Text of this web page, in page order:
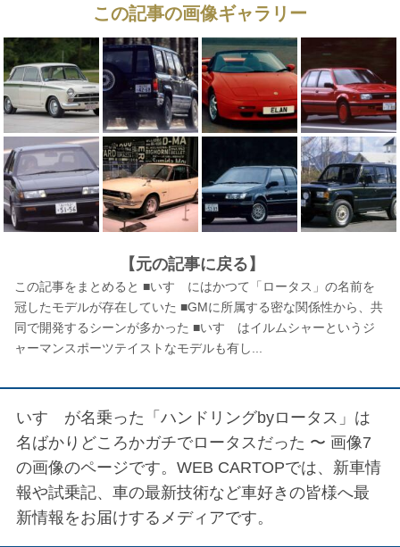
この記事の画像ギャラリー
【元の記事に戻る】
この記事をまとめると ■いすゞにはかつて「ロータス」の名前を
冠したモデルが存在していた ■GMに所属する密な関係性から、共
同で開発するシーンが多かった ■いすゞはイルムシャーというジ
ャーマンスポーツテイストなモデルも有し...
いすゞが名乗った「ハンドリングbyロータス」は
名ばかりどころかガチでロータスだった 〜 画像7
の画像のページです。WEB CARTOPでは、新車情
報や試乗記、車の最新技術など車好きの皆様へ最
新情報をお届けするメディアです。